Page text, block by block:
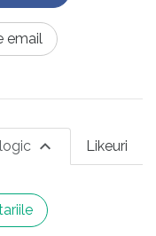
email
Likeuri